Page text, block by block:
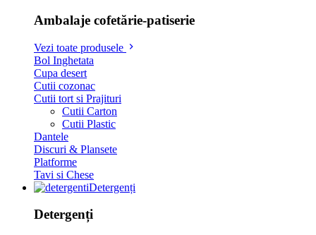
Ambalaje cofetărie-patiserie
Vezi toate produsele
Bol Inghetata
Cupa desert
Cutii cozonac
Cutii tort si Prajituri
Cutii Carton
Cutii Plastic
Dantele
Discuri & Plansete
Platforme
Tavi si Chese
Detergenți
Detergenți